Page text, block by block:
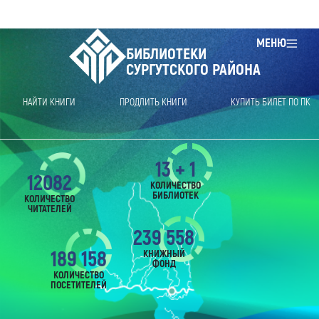
МЕНЮ
БИБЛИОТЕКИ
СУРГУТСКОГО РАЙОНА
НАЙТИ КНИГИ ПРОДЛИТЬ КНИГИ КУПИТЬ БИЛЕТ ПО ПК
12082
КОЛИЧЕСТВО
ЧИТАТЕЛЕЙ
189 158
КОЛИЧЕСТВО
ПОСЕТИТЕЛЕЙ
239 558
КНИЖНЫЙ
ФОНД
13 + 1
КОЛИЧЕСТВО
БИБЛИОТЕК